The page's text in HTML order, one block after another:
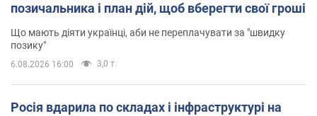
позичальника і план дій, щоб вберегти свої гроші
Що мають діяти українці, аби не переплачувати за "швидку
позику"
6.08.2026 16:00 3,0 т.
Росія вдарила по складах і інфраструктурі на